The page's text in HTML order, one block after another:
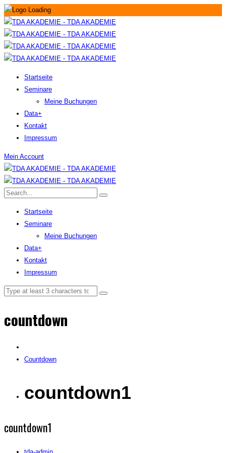
Startseite
Seminare
Meine Buchungen
Data+
Kontakt
Impressum
Mein Account
Startseite
Seminare
Meine Buchungen
Data+
Kontakt
Impressum
countdown
Countdown
countdown1
countdown1